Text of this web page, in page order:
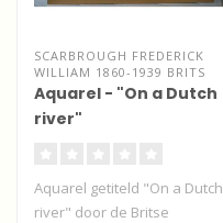
SCARBROUGH FREDERICK
WILLIAM 1860-1939 BRITS
Aquarel - "On a Dutch
river"
Aquarel getiteld "On a Dutch
river" door de Britse